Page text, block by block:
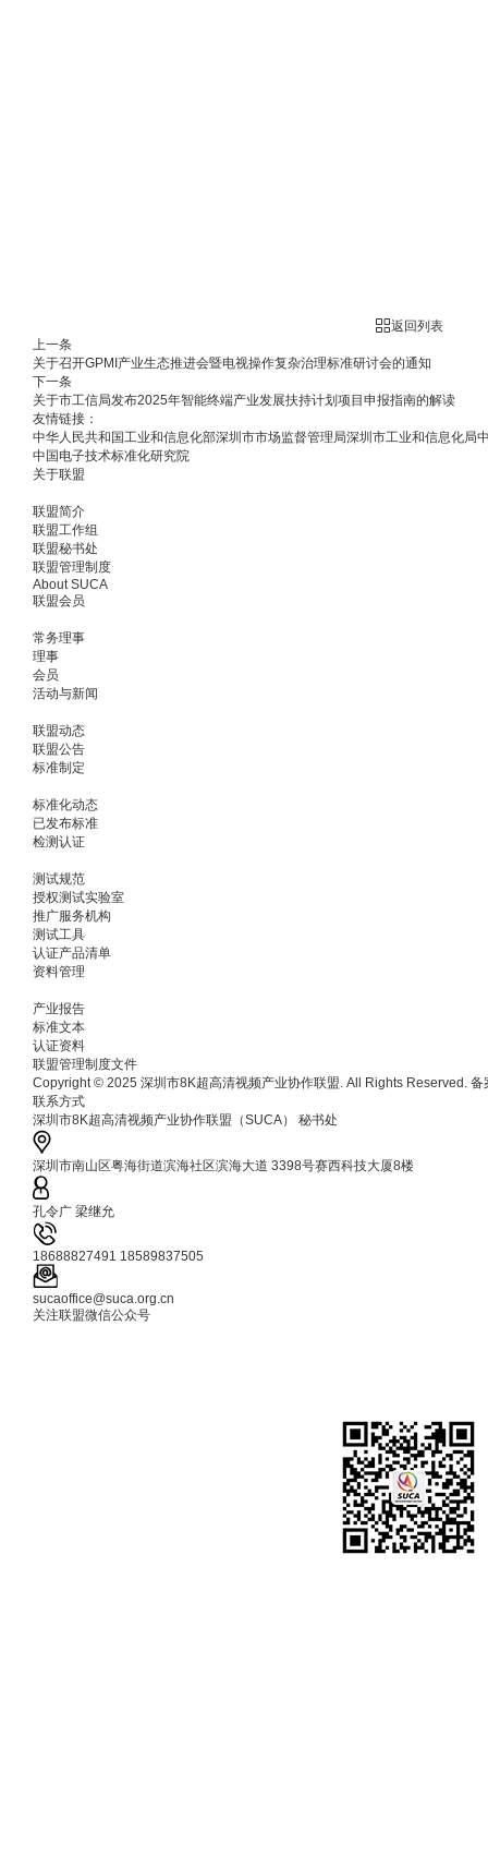
返回列表
上一条
关于召开GPMI产业生态推进会暨电视操作复杂治理标准研讨会的通知
下一条
关于市工信局发布2025年智能终端产业发展扶持计划项目申报指南的解读
友情链接：
中华人民共和国工业和信息化部深圳市市场监督管理局深圳市工业和信息化局
中国电子技术标准化研究院
关于联盟
联盟简介
联盟工作组
联盟秘书处
联盟管理制度
About SUCA
联盟会员
常务理事
理事
会员
活动与新闻
联盟动态
联盟公告
标准制定
标准化动态
已发布标准
检测认证
测试规范
授权测试实验室
推广服务机构
测试工具
认证产品清单
资料管理
产业报告
标准文本
认证资料
联盟管理制度文件
Copyright © 2025 深圳市8K超高清视频产业协作联盟. All Rights Reserved. 备
联系方式
深圳市8K超高清视频产业协作联盟（SUCA） 秘书处
深圳市南山区粤海街道滨海社区滨海大道 3398号赛西科技大厦8楼
孔令广 梁继允
18688827491 18589837505
sucaoffice@suca.org.cn
关注联盟微信公众号